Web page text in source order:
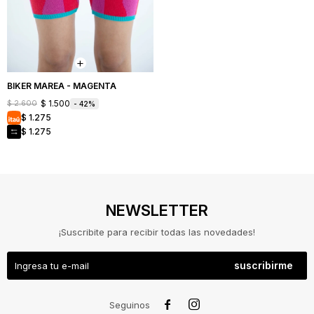
BIKER MAREA - MAGENTA
$ 2.600 $ 1.500 42
$ 1.275
$ 1.275
NEWSLETTER
¡Suscribite para recibir todas las novedades!
suscribirme
Seguinos  
Buzos
Shorts
y
faldas
Mochilas
y
Carteras
Bufandas